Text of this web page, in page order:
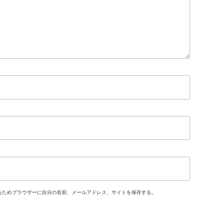
めブラウザーに自分の名前、メールアドレス、サイトを保存する。